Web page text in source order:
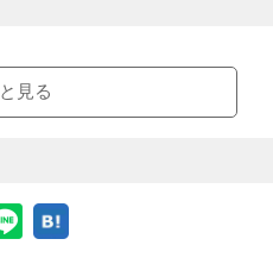
ビューア・モバイルビューア
見る